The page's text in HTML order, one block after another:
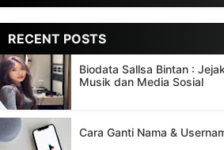
RECENT POSTS
Biodata Sallsa Bintan :
Musik dan Media Sosial
Cara Ganti Nama &